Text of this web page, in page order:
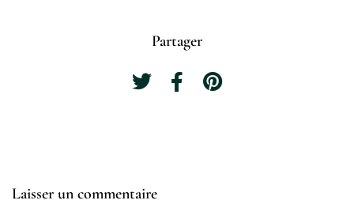
Partager
Laisser un commentaire